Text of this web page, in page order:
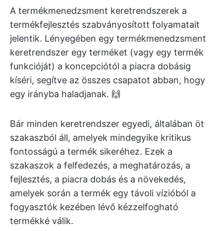
A termékmenedzsment keretrendszerek a
termékfejlesztés szabványosított folyamatait
jelentik. Lényegében egy termékmenedzsment
keretrendszer egy terméket (vagy egy termék
funkcióját) a koncepciótól a piacra dobásig
kíséri, segítve az összes csapatot abban, hogy
egy irányba haladjanak. 🙌
Bár minden keretrendszer egyedi, általában öt
szakaszból áll, amelyek mindegyike kritikus
fontosságú a termék sikeréhez. Ezek a
szakaszok a felfedezés, a meghatározás, a
fejlesztés, a piacra dobás és a növekedés,
amelyek során a termék egy távoli vízióból a
fogyasztók kezében lévő kézzelfogható
termékké válik.